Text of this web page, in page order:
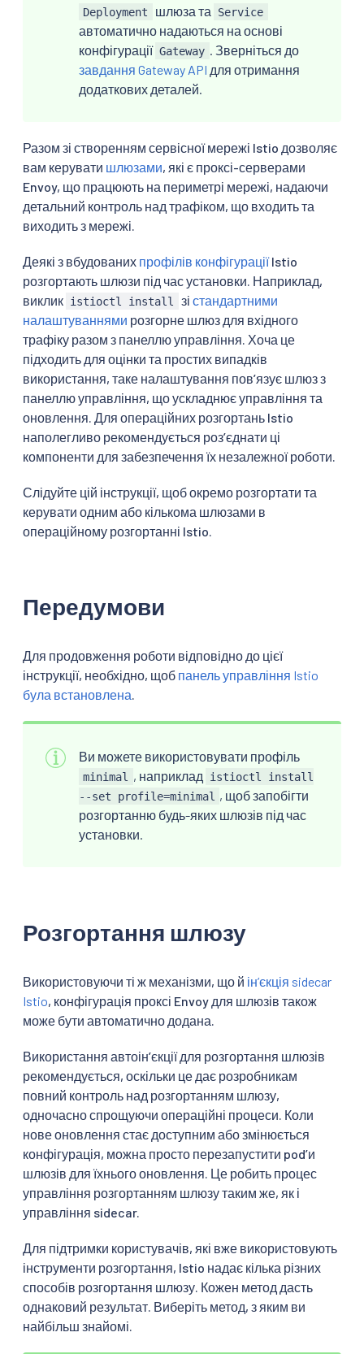
Deployment шлюза та Service
автоматично надаються на основі
конфігурації Gateway
. Зверніться до
завдання Gateway API для отримання
додаткових деталей.
Разом зі створенням сервісної мережі Istio дозволяє
вам керувати шлюзами, які є проксі-серверами
Envoy, що працюють на периметрі мережі, надаючи
детальний контроль над трафіком, що входить та
виходить з мережі.
Деякі з вбудованих профілів конфігураціїIstio
розгортають шлюзи під час установки. Наприклад,
виклик istioctl install зі стандартними
налаштуваннями розгорне шлюз для вхідного
трафіку разом з панеллю управління. Хоча це
підходить для оцінки та простих випадків
використання, таке налаштування повʼязує шлюз з
панеллю управління, що ускладнює управління та
оновлення. Для операційних розгортань Istio
наполегливо рекомендується розʼєднати ці
компоненти для забезпечення їх незалежної роботи.
Слідуйте цій інструкції, щоб окремо розгортати та
керувати одним або кількома шлюзами в
операційному розгортанні Istio.
Передумови
Для продовження роботи відповідно до цієї
інструкції, необхідно, щоб панель управління Istio
була встановлена
Ви можете використовувати профіль
minimal , наприклад
istioctl install
--set profile=minimal , щоб запобігти
розгортанню будь-яких шлюзів під час
установки.
Розгортання шлюзу
Використовуючи ті ж механізми, що й інʼєкція sidecar
Istio, конфігурація проксі Envoy для шлюзів також
може бути автоматично додана.
Використання автоінʼєкції для розгортання шлюзів
рекомендується, оскільки це дає розробникам
повний контроль над розгортанням шлюзу,
одночасно спрощуючи операційні процеси. Коли
нове оновлення стає доступним або змінюється
конфігурація, можна просто перезапустити podʼи
шлюзів для їхнього оновлення. Це робить процес
управління розгортанням шлюзу таким же, як і
управління sidecar.
Для підтримки користувачів, які вже використовують
інструменти розгортання, Istio надає кілька різних
способів розгортання шлюзу. Кожен метод дасть
однаковий результат. Виберіть метод, з яким ви
найбільш знайомі.